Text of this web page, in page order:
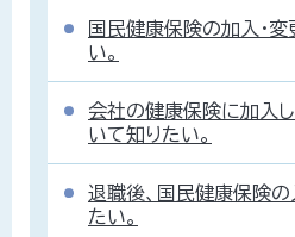
国民健康保険の加入・
い。
会社の健康保険に加入
いて知りたい。
退職後、国民健康保険
たい。